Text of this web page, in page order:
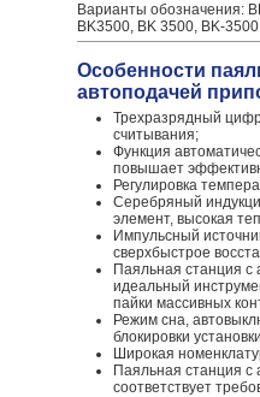
Варианты обозначения:
BK3500, BK 3500, BK-3500
Особенности
автоподачей
Трехразрядный
считывания;
Функция
повышает
Регулировка
Серебряный
элемент, высокая
Импульсный
сверхбыстрое
Паяльная станция с
идеальный
пайки массивных
Режим сна,
блокировки
Широкая
Паяльная станция с
соответствует